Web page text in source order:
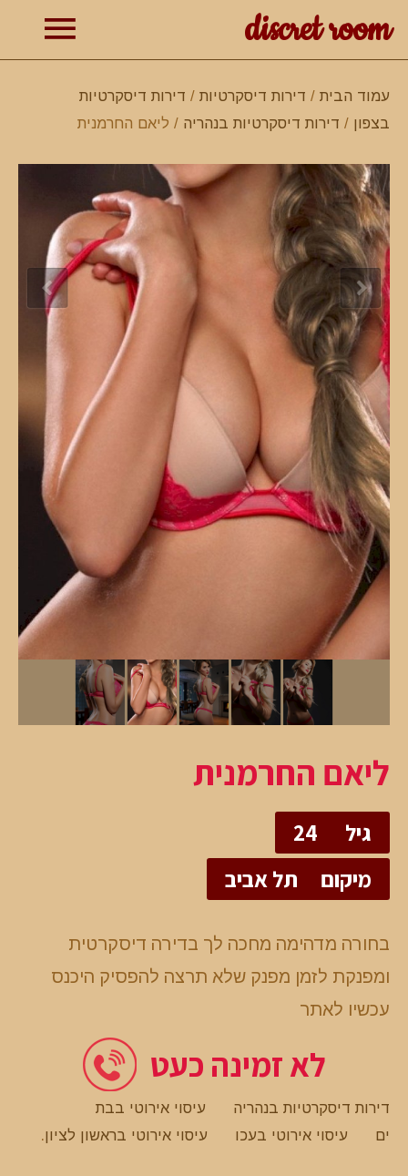
discret room
עמוד הבית / דירות דיסקרטיות / דירות דיסקרטיות
בצפון / דירות דיסקרטיות בנהריה / ליאם החרמנית
ליאם החרמנית
גיל
24
מיקום
תל אביב
בחורה מדהימה מחכה לך בדירה דיסקרטית
ומפנקת לזמן מפנק שלא תרצה להפסיק היכנס
עכשיו לאתר
לא זמינה כעט
דירות דיסקרטיות בנהריה
עיסוי אירוטי בבת
ים
עיסוי אירוטי בעכו עיסוי אירוטי בראשון לציון.